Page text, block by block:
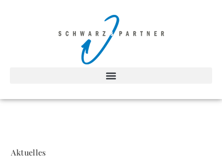
Aktuelles